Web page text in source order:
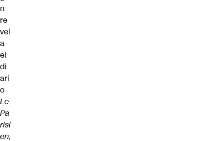
n
re
vel
a
el
di
ari
o
Le
Pa
risi
en,